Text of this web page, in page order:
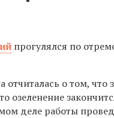
прогулялся по
о том, что
озеленение
деле работы